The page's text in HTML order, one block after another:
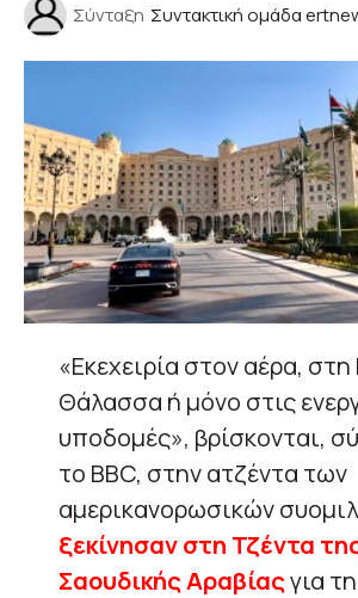
Σύνταξη Συντακτική ομάδα
«Εκεχειρία στον αέρα,
Θάλασσα ή μόνο στις
υποδομές», βρίσκονται,
το BBC, στην ατζέντα των
αμερικανορωσικών
ξεκίνησαν στη Τζέντα
Σαουδικής Αραβίαςγια τη